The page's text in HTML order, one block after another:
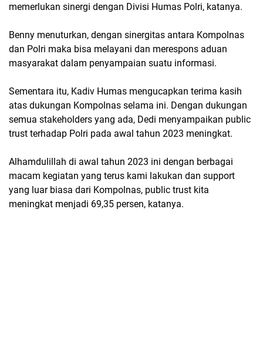
memerlukan sinergi dengan Divisi Humas Polri, katanya.
Benny menuturkan, dengan sinergitas antara Kompolnas
dan Polri maka bisa melayani dan merespons aduan
masyarakat dalam penyampaian suatu informasi.
Sementara itu, Kadiv Humas mengucapkan terima kasih
atas dukungan Kompolnas selama ini. Dengan dukungan
semua stakeholders yang ada, Dedi menyampaikan public
trust terhadap Polri pada awal tahun 2023 meningkat.
Alhamdulillah di awal tahun 2023 ini dengan berbagai
macam kegiatan yang terus kami lakukan dan support
yang luar biasa dari Kompolnas, public trust kita
meningkat menjadi 69,35 persen, katanya.